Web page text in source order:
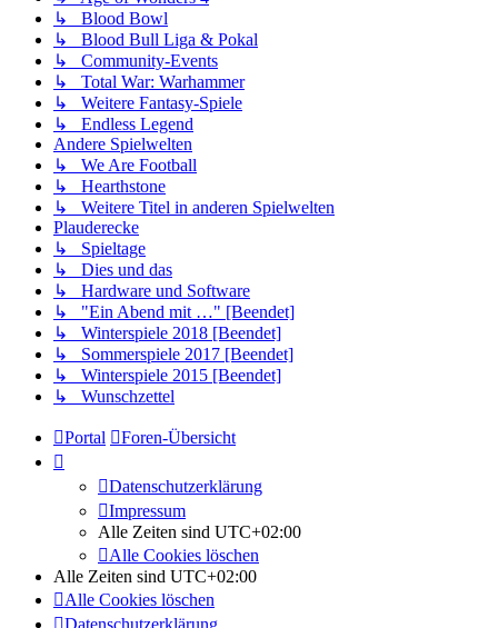
↳ Blood Bowl
↳ Blood Bull Liga & Pokal
↳ Community-Events
↳ Total War: Warhammer
↳ Weitere Fantasy-Spiele
↳ Endless Legend
Andere Spielwelten
↳ We Are Football
↳ Hearthstone
↳ Weitere Titel in anderen Spielwelten
Plauderecke
↳ Spieltage
↳ Dies und das
↳ Hardware und Software
↳ "Ein Abend mit …" [Beendet]
↳ Winterspiele 2018 [Beendet]
↳ Sommerspiele 2017 [Beendet]
↳ Winterspiele 2015 [Beendet]
↳ Wunschzettel
Portal Foren-Übersicht
Datenschutzerklärung
Impressum
Alle Zeiten sind UTC+02:00
Alle Cookies löschen
Alle Zeiten sind UTC+02:00
Alle Cookies löschen